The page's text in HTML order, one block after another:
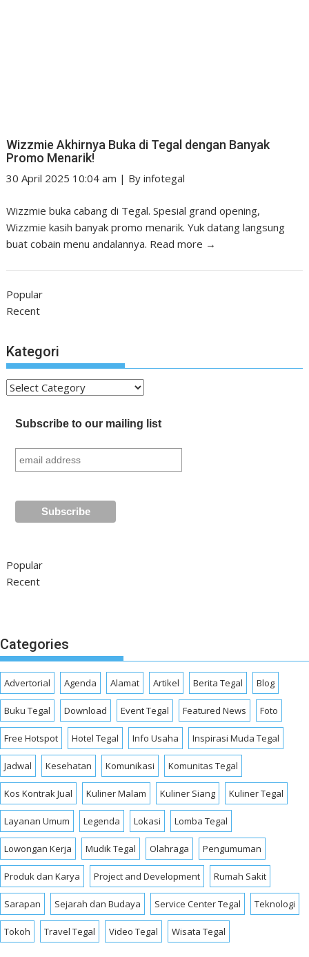
Wizzmie Akhirnya Buka di Tegal dengan Banyak
Promo Menarik!
30 April 2025 10:04 am | Byinfotegal
Wizzmie buka cabang di Tegal. Spesial grand opening,
Wizzmie kasih banyak promo menarik. Yuk datang langsung
buat cobain menu andalannya. Read more →
Popular
Recent
Kategori
Kategori
Subscribe to our mailing list
Popular
Recent
Categories
Advertorial Agenda Alamat Artikel Berita Tegal Blog
Buku Tegal Download Event Tegal Featured News Foto
Free Hotspot Hotel Tegal Info Usaha Inspirasi Muda Tegal
Jadwal Kesehatan Komunikasi Komunitas Tegal
Kos Kontrak Jual Kuliner Malam Kuliner Siang Kuliner Tegal
Layanan Umum Legenda Lokasi Lomba Tegal
Lowongan Kerja Mudik Tegal Olahraga Pengumuman
Produk dan Karya Project and Development Rumah Sakit
Sarapan Sejarah dan Budaya Service Center Tegal Teknologi
Tokoh Travel Tegal Video Tegal Wisata Tegal